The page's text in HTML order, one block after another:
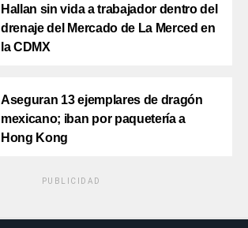
Hallan sin vida a trabajador dentro del
drenaje del Mercado de La Merced en
la CDMX
Aseguran 13 ejemplares de dragón
mexicano; iban por paquetería a
Hong Kong
PUBLICIDAD